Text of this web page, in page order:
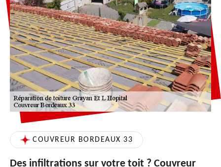
COUVREUR BORDEAUX 33
Des infiltrations sur votre toit ? Couvreur